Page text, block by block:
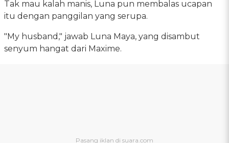
Tak mau kalah manis, Luna pun membalas ucapan
itu dengan panggilan yang serupa.
"My husband," jawab Luna Maya, yang disambut
senyum hangat dari Maxime.